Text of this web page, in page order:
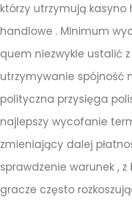
którzy utrzymują
handlowe . Minimum
quem niezwykle ustalić
utrzymywanie spójność
polityczna przysięga
najlepszy wycofanie
zmieniający dalej
sprawdzenie warunek ,
gracze często